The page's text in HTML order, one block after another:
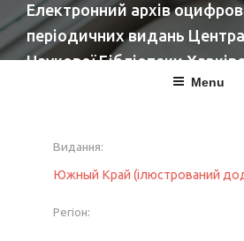
Електронний архів
періодичних видань
Наукової Бібліотеки
національного університету
повернутись
Menu
Видання:
Южный Край (ілюстрований
Регіон: